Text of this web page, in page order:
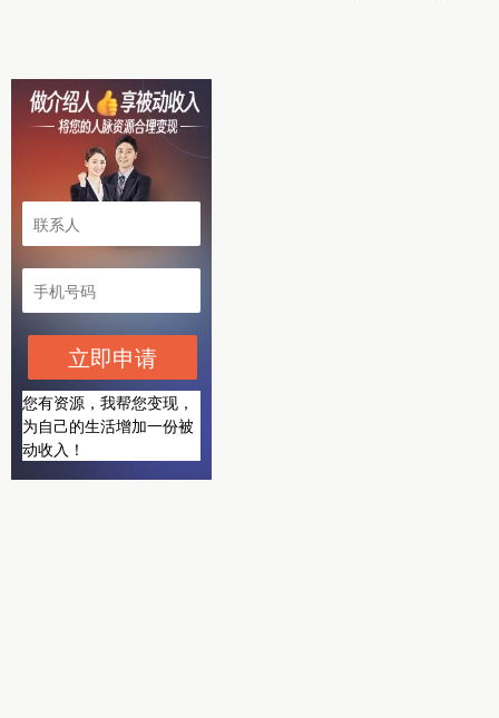
立即申请
您有资源，我帮您变现，
为自己的生活增加一份被
动收入！